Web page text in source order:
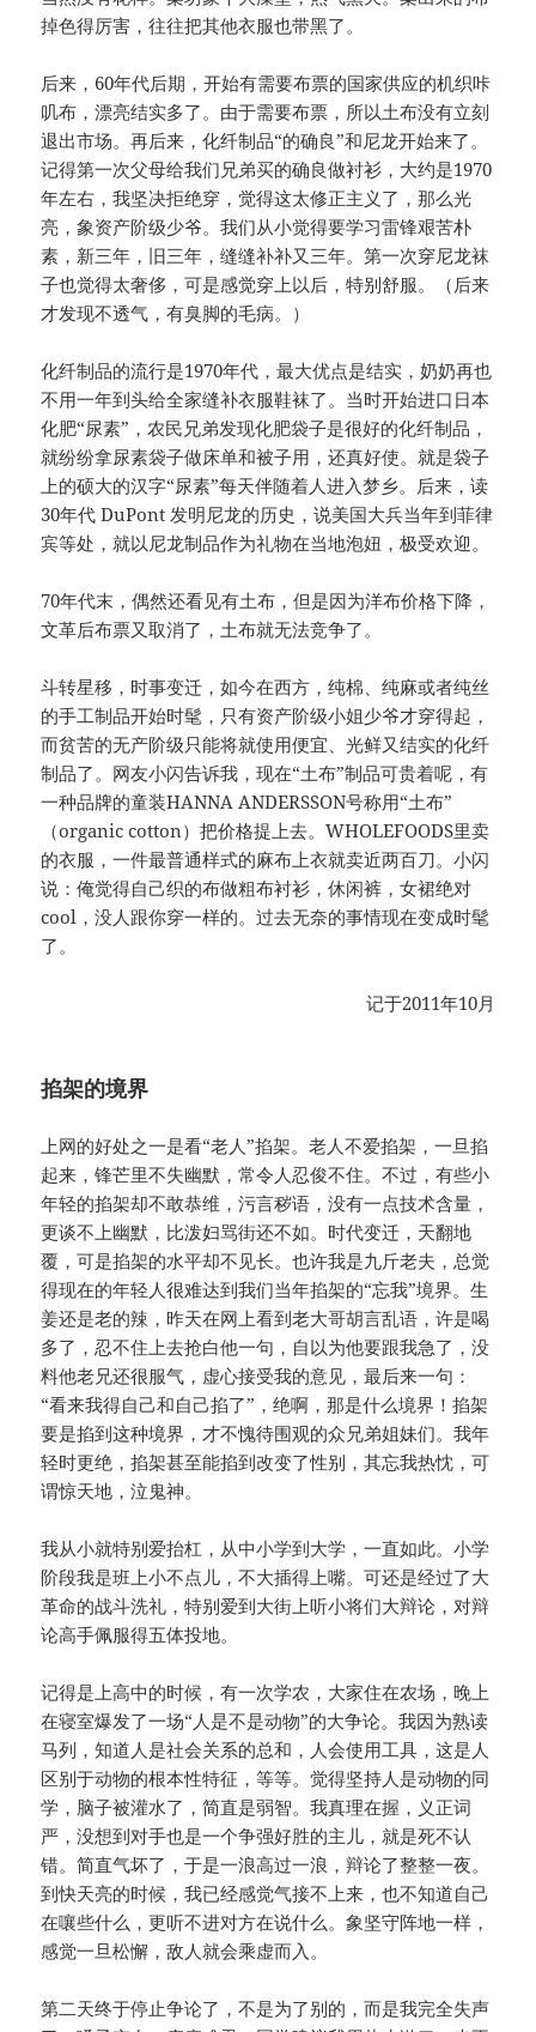
掉色得厉害，往往把其他衣服也带黑了。
后来，60年代后期，开始有需要布票的国家供应的机织咔
叽布，漂亮结实多了。由于需要布票，所以土布没有立刻
退出市场。再后来，化纤制品“的确良”和尼龙开始来了。
记得第一次父母给我们兄弟买的确良做衬衫，大约是1970
年左右，我坚决拒绝穿，觉得这太修正主义了，那么光
亮，象资产阶级少爷。我们从小觉得要学习雷锋艰苦朴
素，新三年，旧三年，缝缝补补又三年。第一次穿尼龙袜
子也觉得太奢侈，可是感觉穿上以后，特别舒服。（后来
才发现不透气，有臭脚的毛病。）
化纤制品的流行是1970年代，最大优点是结实，奶奶再也
不用一年到头给全家缝补衣服鞋袜了。当时开始进口日本
化肥“尿素”，农民兄弟发现化肥袋子是很好的化纤制品，
就纷纷拿尿素袋子做床单和被子用，还真好使。就是袋子
上的硕大的汉字“尿素”每天伴随着人进入梦乡。后来，读
30年代 DuPont 发明尼龙的历史，说美国大兵当年到菲律
宾等处，就以尼龙制品作为礼物在当地泡妞，极受欢迎。
70年代末，偶然还看见有土布，但是因为洋布价格下降，
文革后布票又取消了，土布就无法竞争了。
斗转星移，时事变迁，如今在西方，纯棉、纯麻或者纯丝
的手工制品开始时髦，只有资产阶级小姐少爷才穿得起，
而贫苦的无产阶级只能将就使用便宜、光鲜又结实的化纤
制品了。网友小闪告诉我，现在“土布”制品可贵着呢，有
一种品牌的童装HANNA ANDERSSON号称用“土布”
（organic cotton）把价格提上去。WHOLEFOODS里卖
的衣服，一件最普通样式的麻布上衣就卖近两百刀。小闪
说：俺觉得自己织的布做粗布衬衫，休闲裤，女裙绝对
cool，没人跟你穿一样的。过去无奈的事情现在变成时髦
了。
记于2011年10月
掐架的境界
上网的好处之一是看“老人”掐架。老人不爱掐架，一旦掐
起来，锋芒里不失幽默，常令人忍俊不住。不过，有些小
年轻的掐架却不敢恭维，污言秽语，没有一点技术含量，
更谈不上幽默，比泼妇骂街还不如。时代变迁，天翻地
覆，可是掐架的水平却不见长。也许我是九斤老夫，总觉
得现在的年轻人很难达到我们当年掐架的“忘我”境界。生
姜还是老的辣，昨天在网上看到老大哥胡言乱语，许是喝
多了，忍不住上去抢白他一句，自以为他要跟我急了，没
料他老兄还很服气，虚心接受我的意见，最后来一句：
“看来我得自己和自己掐了”，绝啊，那是什么境界！掐架
要是掐到这种境界，才不愧待围观的众兄弟姐妹们。我年
轻时更绝，掐架甚至能掐到改变了性别，其忘我热忱，可
谓惊天地，泣鬼神。
我从小就特别爱抬杠，从中小学到大学，一直如此。小学
阶段我是班上小不点儿，不大插得上嘴。可还是经过了大
革命的战斗洗礼，特别爱到大街上听小将们大辩论，对辩
论高手佩服得五体投地。
记得是上高中的时候，有一次学农，大家住在农场，晚上
在寝室爆发了一场“人是不是动物”的大争论。我因为熟读
马列，知道人是社会关系的总和，人会使用工具，这是人
区别于动物的根本性特征，等等。觉得坚持人是动物的同
学，脑子被灌水了，简直是弱智。我真理在握，义正词
严，没想到对手也是一个争强好胜的主儿，就是死不认
错。简直气坏了，于是一浪高过一浪，辩论了整整一夜。
到快天亮的时候，我已经感觉气接不上来，也不知道自己
在嚷些什么，更听不进对方在说什么。象坚守阵地一样，
感觉一旦松懈，敌人就会乘虚而入。
第二天终于停止争论了，不是为了别的，而是我完全失声